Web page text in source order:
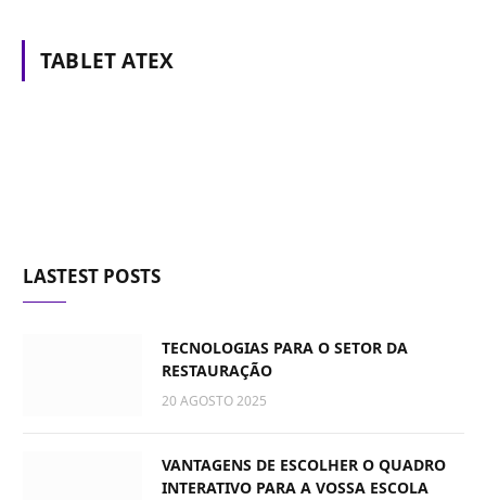
TABLET ATEX
LASTEST POSTS
TECNOLOGIAS PARA O SETOR DA
RESTAURAÇÃO
20 AGOSTO 2025
VANTAGENS DE ESCOLHER O QUADRO
INTERATIVO PARA A VOSSA ESCOLA